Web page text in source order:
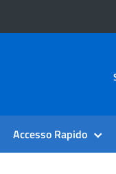
Accesso Rapido